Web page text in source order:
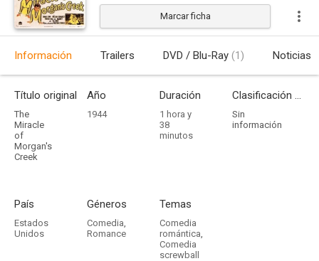
Marcar ficha
Información Trailers DVD / Blu-Ray (1) Noticias
Título original
The
Miracle
of
Morgan's
Creek
Año
1944
Duración
1 hora y
38
minutos
Clasificación por edades
Sin
información
País
Estados
Unidos
Géneros
Comedia,
Romance
Temas
Comedia
romántica,
Comedia
screwball